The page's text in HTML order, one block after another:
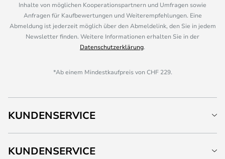
Inhalte von möglichen Kooperationspartnern und Umfragen sowie
Anfragen für Kaufbewertungen und Weiterempfehlungen. Eine
Abmeldung ist jederzeit möglich über den Abmeldelink, den Sie in jedem
Newsletter finden. Weitere Informationen erhalten Sie in der
Datenschutzerklärung.
*Ab einem Mindestkaufpreis von CHF 229.
KUNDENSERVICE
KUNDENSERVICE